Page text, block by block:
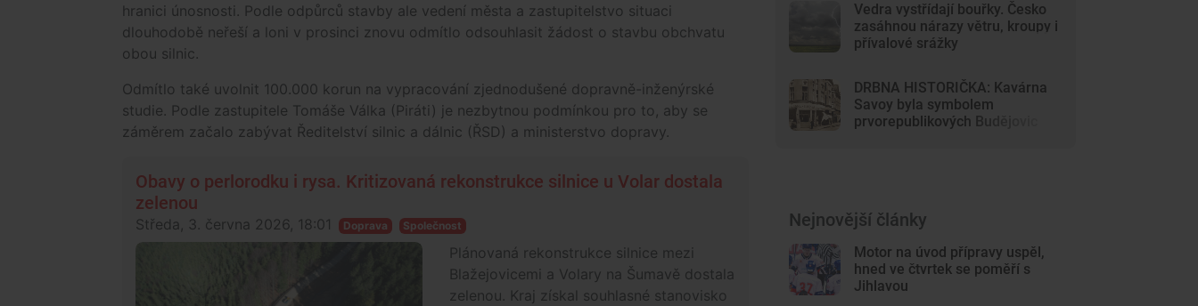
hranici únosnosti. Podle odpůrců stavby ale vedení města a zastupitelstvo situaci
dlouhodobě neřeší a loni v prosinci znovu odmítlo odsouhlasit žádost o stavbu obchvatu
obou silnic.
Odmítlo také uvolnit 100.000 korun na vypracování zjednodušené dopravně-inženýrské
studie. Podle zastupitele Tomáše Válka (Piráti) je nezbytnou podmínkou pro to, aby se
záměrem začalo zabývat Ředitelství silnic a dálnic (ŘSD) a ministerstvo dopravy.
Obavy o perlorodku i rysa. Kritizovaná rekonstrukce silnice u Volar dostala
zelenou
Středa, 3. června 2026, 18:01 Doprava Společnost
Plánovaná rekonstrukce silnice mezi
Blažejovicemi a Volary na Šumavě dostala
zelenou. Kraj získal souhlasné stanovisko
Vedra vystřídají bouřky. Česko
zasáhnou nárazy větru, kroupy i
přívalové srážky
DRBNA HISTORIČKA: Kavárna
Savoy byla symbolem
prvorepublikových Budějovic
Nejnovější články
Motor na úvod přípravy uspěl,
hned ve čtvrtek se poměří s
Jihlavou